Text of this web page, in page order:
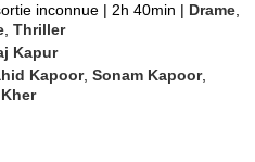
inconnue | 2h 40min | Drame
,Thriller
Kapur
Kapoor,Sonam Kapoor,